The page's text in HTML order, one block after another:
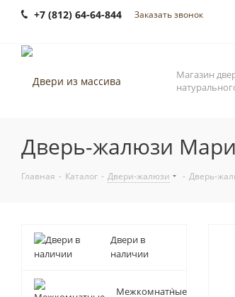
+7 (812) 64-64-844 Заказать звонок
Магазин
Дверь-жалюзи
Главная - Каталог - Двери-жалюзи - Дверь-
Двери в
наличии
Межкомнатные